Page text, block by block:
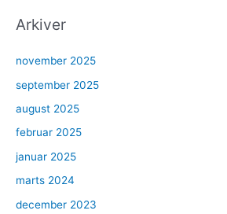
Arkiver
november 2025
september 2025
august 2025
februar 2025
januar 2025
marts 2024
december 2023